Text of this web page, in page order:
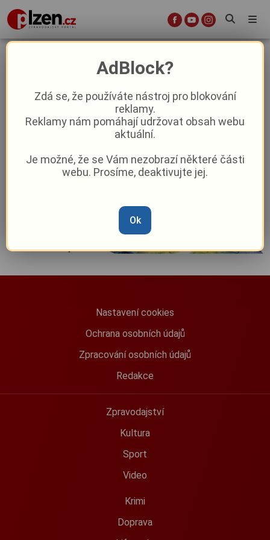
martin rybar
Mezi Prahou a Německem: Jak
proměnit Plzeňský kraj v
technologické srdce západních Čech
vysvětluje Martin Rybár
Lídr lidovců v Plzeňském kraji
rezignoval: „Necítili jsme dostatečnou
Nastavení cookies
Ochrana osobních údajů
Zpracování osobních údajů
Redakce
Zpravodajství
Kultura
Sport
Video
Krimi
Doprava
AdBlock?
Zdá se, že používáte nástroj pro blokování
reklamy.
Reklamy nám pomáhají udržovat obsah webu
aktuální.
Je možné, že se Vám nezobrazí některé části
webu. Prosíme, deaktivujte jej.
Ok